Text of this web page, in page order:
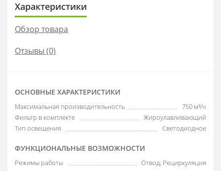
Характеристики
Обзор товара
Отзывы (0)
ОСНОВНЫЕ ХАРАКТЕРИСТИКИ
Максимальная производительность
750 м³/ч
Фильтр в комплекте
Жироулавливающий
Тип освещения
Светодиодное
ФУНКЦИОНАЛЬНЫЕ ВОЗМОЖНОСТИ
Режимы работы Отвод; Рециркуляция